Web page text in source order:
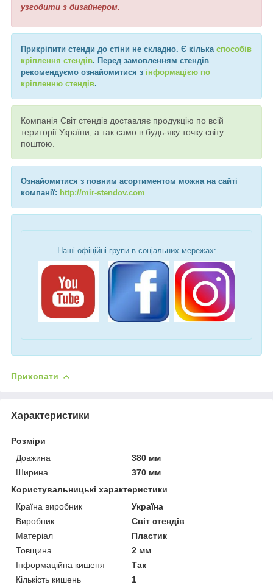
узгодити з дизайнером.
Прикріпити стенди до стіни не складно. Є кілька способів
кріплення стендів. Перед замовленням стендів
рекомендуємо ознайомитися з інформацією по
кріпленню стендів.
Компанія Світ стендів доставляє продукцію по всій
території України, а так само в будь-яку точку світу
поштою.
Ознайомитися з повним асортиментом можна на сайті
компанії: http://mir-stendov.com
Наші офіційні групи в соціальних мережах:
Приховати
Характеристики
Розміри
Довжина
380 мм
Ширина
370 мм
Користувальницькі характеристики
Країна виробник
Україна
Виробник
Світ стендів
Матеріал
Пластик
Товщина
2 мм
Інформаційна кишеня
Так
Кількість кишень
1